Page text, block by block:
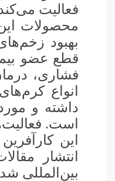
فعالیت
محصولات
بهبود
قطع عضو
فشاری،
انواع
داشته و
است.
این
انتشار
بین‌المللی